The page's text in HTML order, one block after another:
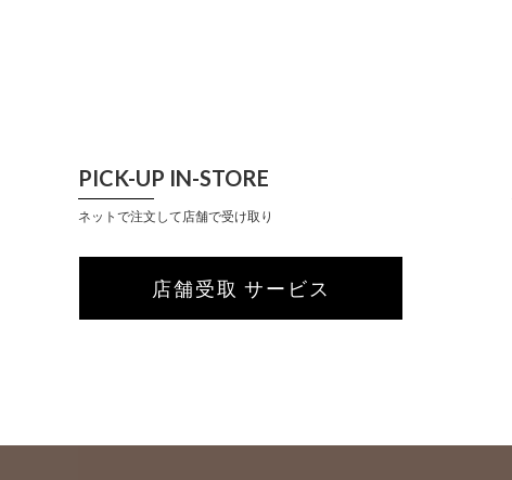
PICK-UP IN-STORE
ネットで注文して店舗で受け取り
店舗受取 サービス